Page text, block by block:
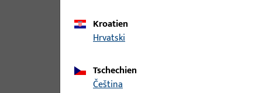
Kroatien
Hrvatski
Tschechien
čeština